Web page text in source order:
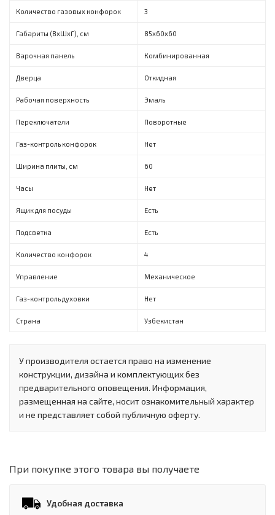
Количество газовых конфорок 3
Габариты (ВxШxГ), см 85х60х60
Варочная панель Комбинированная
Дверца Откидная
Рабочая поверхность Эмаль
Переключатели Поворотные
Газ-контроль конфорок Нет
Ширина плиты, см 60
Часы Нет
Ящик для посуды Есть
Подсветка Есть
Количество конфорок 4
Управление Механическое
Газ-контроль духовки Нет
Страна Узбекистан
У производителя остается право на изменение
конструкции, дизайна и комплектующих без
предварительного оповещения. Информация,
размещенная на сайте, носит ознакомительный характер
и не представляет собой публичную оферту.
При покупке этого товара вы получаете
Удобная доставка